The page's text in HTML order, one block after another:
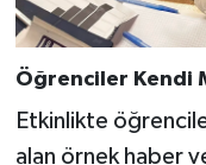
Öğrenciler Kendi
Etkinlikte
alan örnek haber